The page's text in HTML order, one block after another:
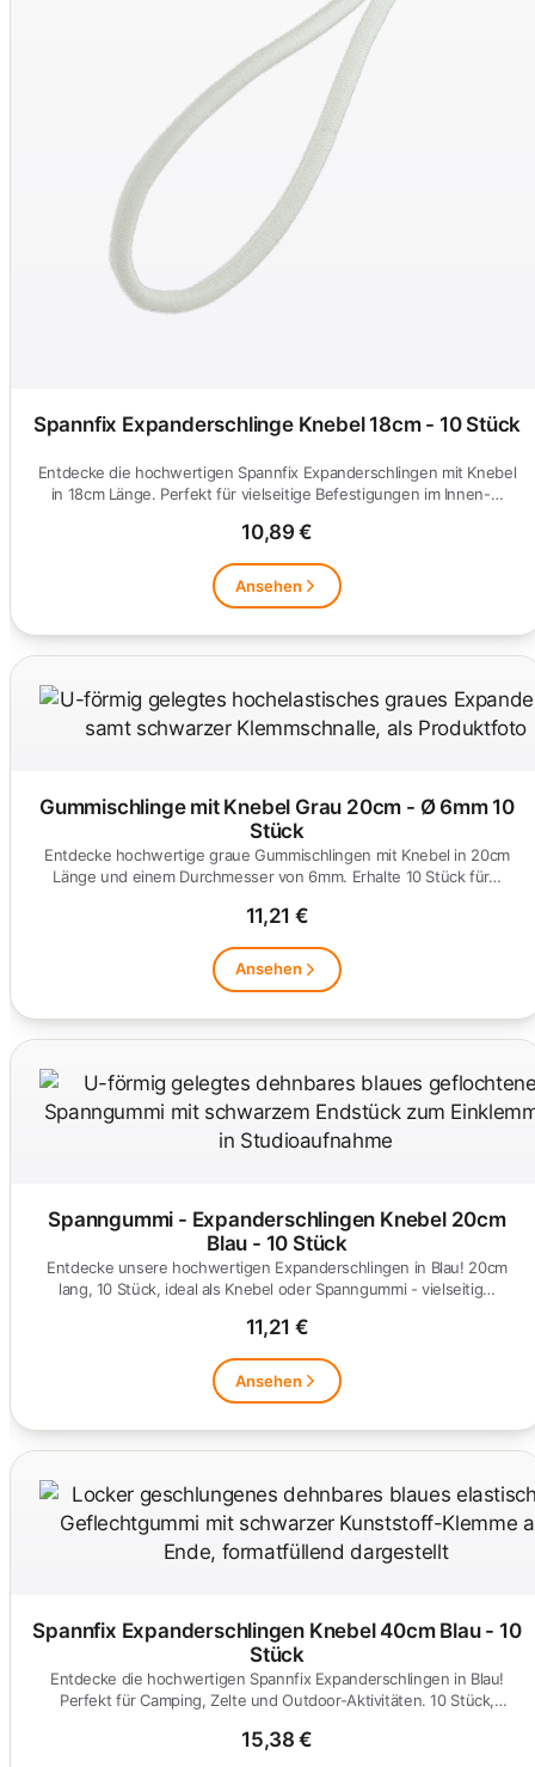
Spannfix Expanderschlinge Knebel 18cm - 10 Stück
Entdecke die hochwertigen Spannfix Expanderschlingen mit Knebel
in 18cm Länge. Perfekt für vielseitige Befestigungen im Innen-…
10,89 €
Ansehen
Gummischlinge mit Knebel Grau 20cm - Ø 6mm 10
Stück
Entdecke hochwertige graue Gummischlingen mit Knebel in 20cm
Länge und einem Durchmesser von 6mm. Erhalte 10 Stück für…
11,21 €
Ansehen
Spanngummi - Expanderschlingen Knebel 20cm
Blau - 10 Stück
Entdecke unsere hochwertigen Expanderschlingen in Blau! 20cm
lang, 10 Stück, ideal als Knebel oder Spanngummi - vielseitig…
11,21 €
Ansehen
Spannfix Expanderschlingen Knebel 40cm Blau - 10
Stück
Entdecke die hochwertigen Spannfix Expanderschlingen in Blau!
Perfekt für Camping, Zelte und Outdoor-Aktivitäten. 10 Stück,
15,38 €